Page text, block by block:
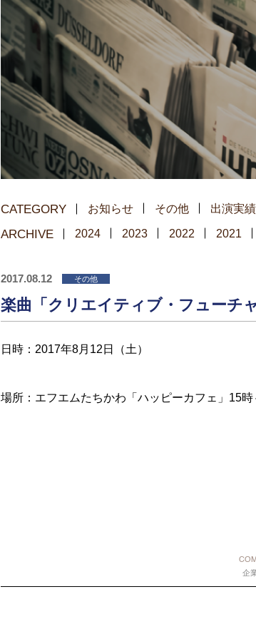
CATEGORY お知らせ その他 出演実績
ARCHIVE 2024 2023 2022 2021
2017.08.12 その他
楽曲「クリエイティブ・フューチ
日時：2017年8月12日（土）
場所：エフエムたちかわ「ハッピーカフェ」15
企